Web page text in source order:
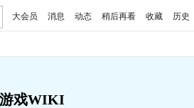
大会员 消息 动态 稍后再看 收藏 历史
戏WIKI